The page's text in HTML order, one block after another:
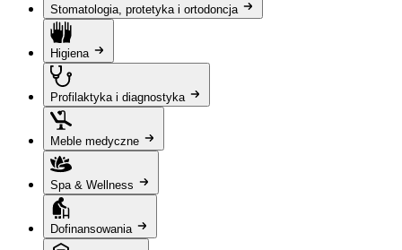
Stomatologia, protetyka i ortodoncja
Higiena
Profilaktyka i diagnostyka
Meble medyczne
Spa & Wellness
Dofinansowania